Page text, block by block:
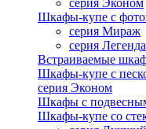
серия Эконом
Шкафы-купе с
серия Мираж
серия Легенда
Встраиваемые
Шкафы-купе с
серия Эконом
Шкафы с
Шкафы-купе со